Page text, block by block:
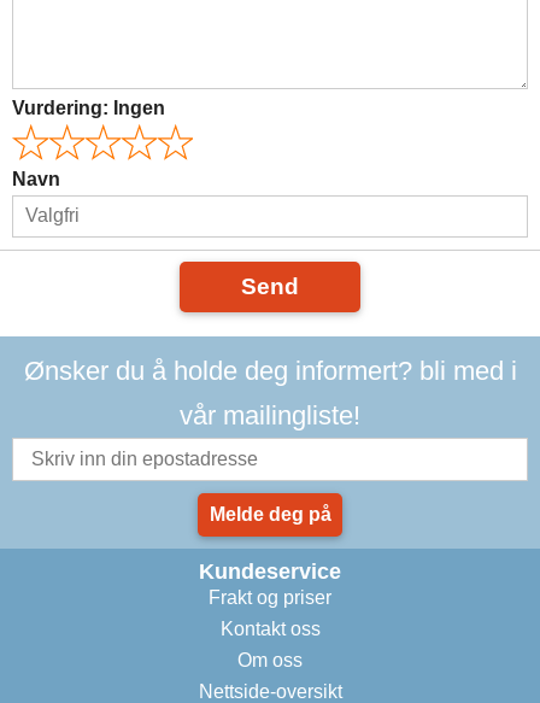
Vurdering: Ingen
Navn
Send
Ønsker du å holde deg informert? bli med i
vår mailingliste!
Melde deg på
Kundeservice
Frakt og priser
Kontakt oss
Om oss
Nettside-oversikt